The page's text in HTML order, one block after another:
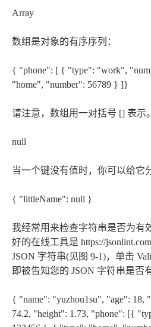
Array
数组是对象的有序序列：
{ "phone": [ { "type": "work",
"home", "number": 56789 } ]}
请注意，数组用一对括号 [] 表示。
null
当一个键没有值时，你可以给它
{ "littleName": null }
我经常用来检查字符串是否为有
好的在线工具是 https://
JSON 字符串(见图 9-1)，单击
即被告知您的 JSON 字符串是否
{ "name": "yuzhou1su", "age": 18,
74.2, "height": 1.73, "phone": [{